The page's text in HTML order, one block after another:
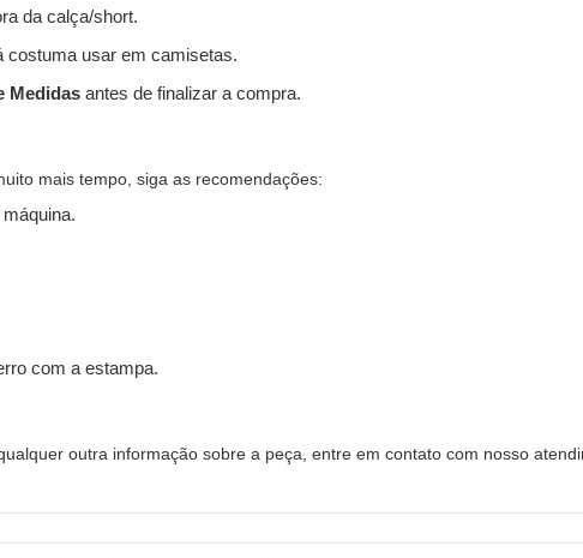
da calça/short.
costuma usar em camisetas.
Medidas antes de finalizar a compra.
mais tempo, siga as recomendações:
com a estampa.
outra informação sobre a peça, entre em contato com nosso